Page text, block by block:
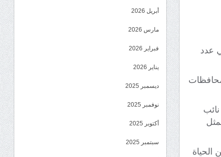
عدد
مواطن، في محافظات
الحياة
أبريل 2026
مارس 2026
فبراير 2026
يناير 2026
ديسمبر 2025
نوفمبر 2025
أكتوبر 2025
سبتمبر 2025